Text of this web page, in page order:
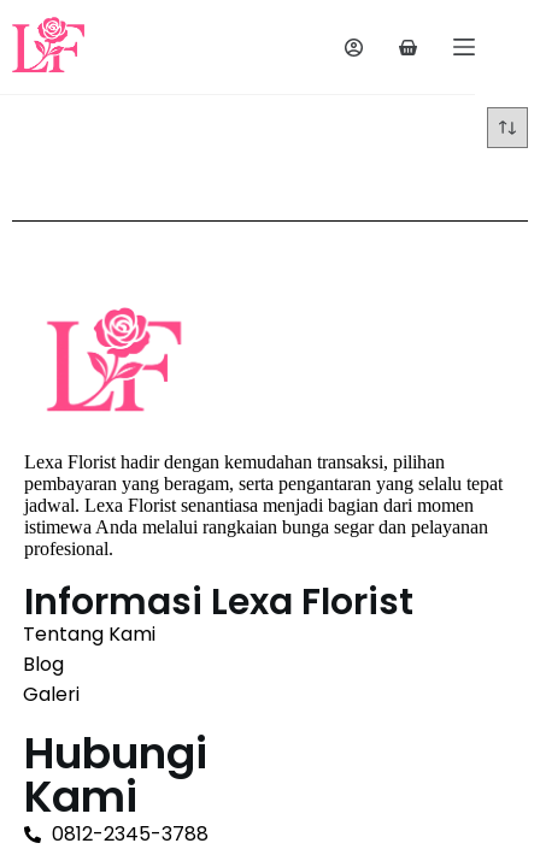
Lexa Florist hadir dengan kemudahan transaksi, pilihan
pembayaran yang beragam, serta pengantaran yang selalu tepat
jadwal. Lexa Florist senantiasa menjadi bagian dari momen
istimewa Anda melalui rangkaian bunga segar dan pelayanan
profesional.
Informasi Lexa Florist
Tentang Kami
Blog
Galeri
Hubungi
Kami
0812-2345-3788